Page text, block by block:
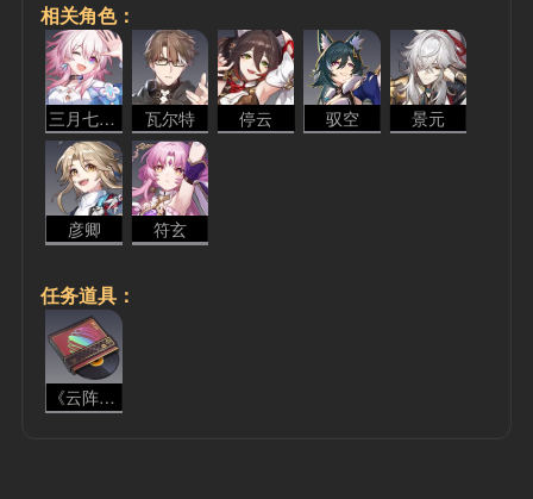
相关角色：
三月七 - 存护 瓦尔特 停云 驭空 景元
彦卿 符玄
任务道具：
《云阵四合》